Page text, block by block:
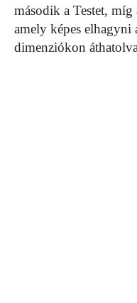
második a Testet,
amely képes elhagyni
dimenziókon